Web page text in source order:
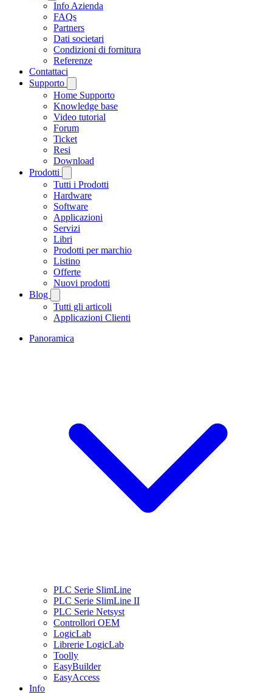
Info Azienda
FAQs
Partners
Dati societari
Condizioni di fornitura
Referenze
Contattaci
Supporto
Home Supporto
Knowledge base
Video tutorial
Forum
Ticket
Resi
Download
Prodotti
Tutti i Prodotti
Hardware
Software
Applicazioni
Servizi
Libri
Prodotti per marchio
Listino
Offerte
Nuovi prodotti
Blog
Tutti gli articoli
Applicazioni Clienti
Panoramica
PLC Serie SlimLine
PLC Serie SlimLine II
PLC Serie Netsyst
Controllori OEM
LogicLab
Librerie LogicLab
Toolly
EasyBuilder
EasyAccess
Info